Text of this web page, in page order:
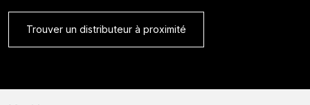
Trouver un distributeur à proximité